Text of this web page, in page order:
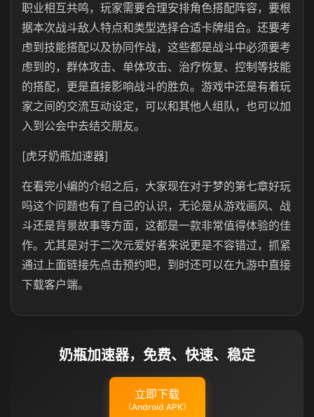
职业相互共鸣，玩家需要合理安排角色搭配阵容，要根
据本次战斗敌人特点和类型选择合适卡牌组合。还要考
虑到技能搭配以及协同作战，这些都是战斗中必须要考
虑到的，群体攻击、单体攻击、治疗恢复、控制等技能
的搭配，更是直接影响战斗的胜负。游戏中还是有着玩
家之间的交流互动设定，可以和其他人组队，也可以加
入到公会中去结交朋友。
[虎牙奶瓶加速器]
在看完小编的介绍之后，大家现在对于梦的第七章好玩
吗这个问题也有了自己的认识，无论是从游戏画风、战
斗还是背景故事等方面，这都是一款非常值得体验的佳
作。尤其是对于二次元爱好者来说更是不容错过，抓紧
通过上面链接先点击预约吧，到时还可以在九游中直接
下载客户端。
奶瓶加速器，免费、快速、稳定
立即下载
（Android APK）